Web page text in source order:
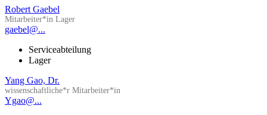
Robert Gaebel
Mitarbeiter*in Lager
gaebel@...
Serviceabteilung
Lager
Yang Gao, Dr.
wissenschaftliche*r Mitarbeiter*in
Ygao@...